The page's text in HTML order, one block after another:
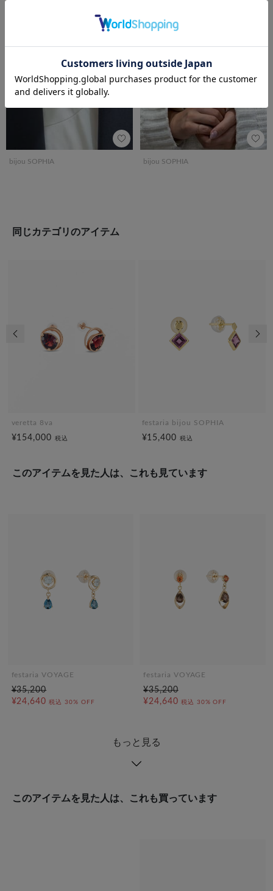
bijou SOPHIA bijou SOPHIA
同じカテゴリのアイテム
veretta 8va
¥154,000税込
festaria bijou SOPHIA
¥15,400税込
前の画像
このアイテムを見た人は、これも見ています
festaria VOYAGE
¥35,200
¥24,640 税込 30% OFF
festaria VOYAGE
¥35,200
¥24,640 税込 30% OFF
もっと見る
このアイテムを見た人は、これも買っています